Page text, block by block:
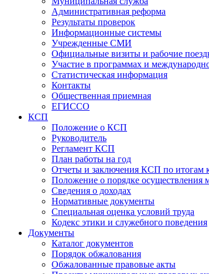
Административная реформа
Результаты проверок
Информационные системы
Учрежденные СМИ
Официальные визиты и рабочие
Участие в программах и
Статистическая информация
Контакты
Общественная приемная
ЕГИССО
КСП
Положение о КСП
Руководитель
Регламент КСП
План работы на год
Отчеты и заключения КСП по итогам
Положение о порядке осуществления
Сведения о доходах
Нормативные документы
Специальная оценка условий труда
Кодекс этики и служебного поведения
Документы
Каталог документов
Порядок обжалования
Обжалованные правовые акты